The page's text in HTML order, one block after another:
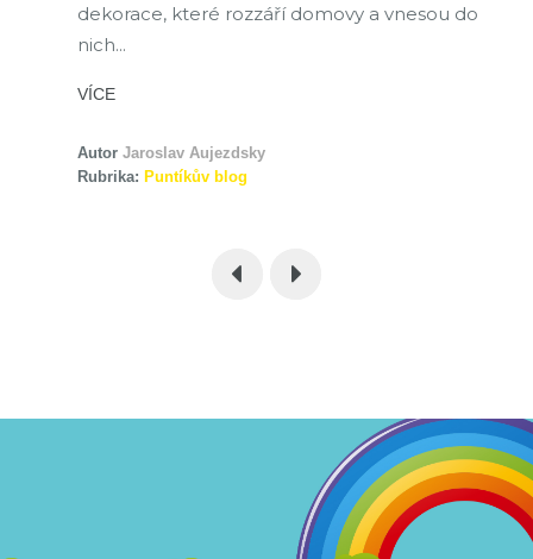
dekorace, které rozzáří domovy a vnesou do
nich...
VÍCE
Autor Jaroslav Aujezdsky
Rubrika: Puntíkův blog